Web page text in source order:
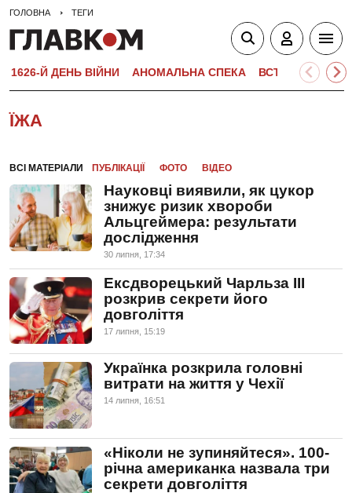
ГОЛОВНА ТЕГИ
1626-Й ДЕНЬ ВІЙНИ АНОМАЛЬНА СПЕКА ВСТУПНА
ЇЖА
ВСІ МАТЕРІАЛИ ПУБЛІКАЦІЇ ФОТО ВІДЕО
Науковці виявили, як цукор
знижує ризик хвороби
Альцгеймера: результати
дослідження
30 липня, 17:34
Ексдворецький Чарльза III
розкрив секрети його
довголіття
17 липня, 15:19
Українка розкрила головні
витрати на життя у Чехії
14 липня, 16:51
«Ніколи не зупиняйтеся». 100-
річна американка назвала три
секрети довголіття